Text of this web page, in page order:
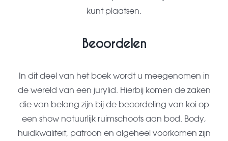
kunt plaatsen.
Beoordelen
In dit deel van het boek wordt u meegenomen in
de wereld van een jurylid. Hierbij komen de zaken
die van belang zijn bij de beoordeling van koi op
een show natuurlijk ruimschoots aan bod. Body,
huidkwaliteit, patroon en algeheel voorkomen zijn